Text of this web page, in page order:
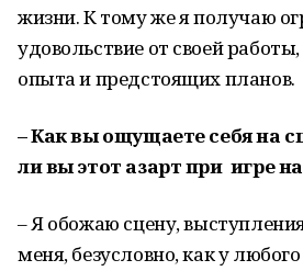
жизни. К тому же я получаю
удовольствие от своей
опыта и предстоящих планов.
– Как вы ощущаете себя на
ли вы этот азарт при игре
– Я обожаю сцену,
меня, безусловно, как у